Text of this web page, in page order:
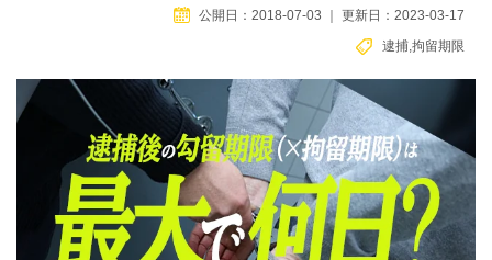
関東
栃木 群馬 埼玉 千葉 東京 神奈川
岐阜 静岡 愛知 三重
公開日：2018-07-03 更新日：2023-03-17
逮捕,拘留期限